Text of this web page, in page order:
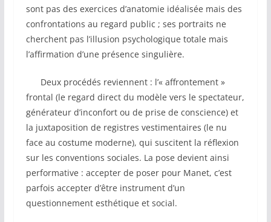
sont pas des exercices d’anatomie idéalisée mais des
confrontations au regard public ; ses portraits ne
cherchent pas l’illusion psychologique totale mais
l’affirmation d’une présence singulière.
Deux procédés reviennent : l’« affrontement »
frontal (le regard direct du modèle vers le spectateur,
générateur d’inconfort ou de prise de conscience) et
la juxtaposition de registres vestimentaires (le nu
face au costume moderne), qui suscitent la réflexion
sur les conventions sociales. La pose devient ainsi
performative : accepter de poser pour Manet, c’est
parfois accepter d’être instrument d’un
questionnement esthétique et social.